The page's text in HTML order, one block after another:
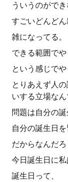
ういうのがで
すごいどんどん
雑になってる。
できる範囲でや
という感じで
とりあえず人
いする立場なん
問題は自分の誕
自分の誕生日
だからなんだろ
今日誕生日に私
誕生日って、